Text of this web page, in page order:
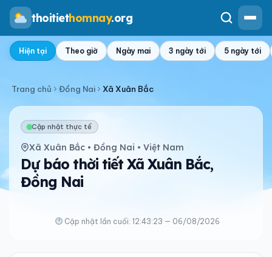
thoitiethomnay.org
Hiện tại Theo giờ Ngày mai 3 ngày tới 5 ngày tới
Trang chủ Đồng Nai Xã Xuân Bắc
Cập nhật thực tế
Xã Xuân Bắc • Đồng Nai • Việt Nam
Dự báo thời tiết Xã Xuân Bắc,
Đồng Nai
Cập nhật lần cuối: 12:43:23 — 06/08/2026